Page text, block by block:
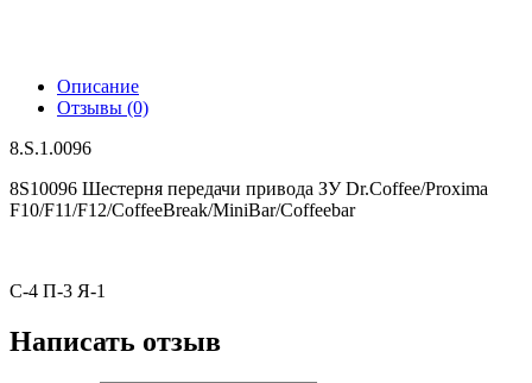
Описание
Отзывы (0)
8.S.1.0096
8S10096 Шестерня передачи привода ЗУ Dr.Coffee/Proxima
F10/F11/F12/CoffeeBreak/MiniBar/Coffeebar
С-4 П-3 Я-1
Написать отзыв